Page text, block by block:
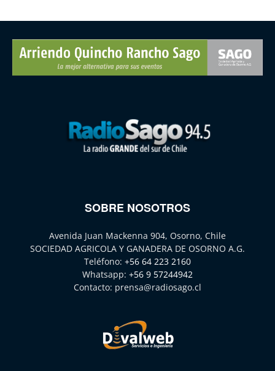
SOBRE NOSOTROS
Avenida Juan Mackenna 904, Osorno, Chile
SOCIEDAD AGRICOLA Y GANADERA DE OSORNO A.G.
Teléfono: +56 64 223 2160
Whatsapp: +56 9 57244942
Contacto: prensa@radiosago.cl